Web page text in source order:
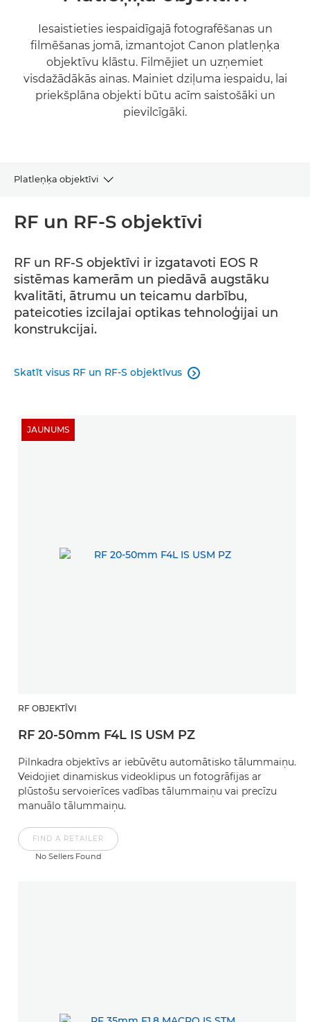
Iesaistieties iespaidīgajā fotografēšanas un
filmēšanas jomā, izmantojot Canon platleņķa
objektīvu klāstu. Filmējiet un uzņemiet
visdažādākās ainas. Mainiet dziļuma iespaidu, lai
priekšplāna objekti būtu acīm saistošāki un
pievilcīgāki.
Platleņķa objektīvi
RF un RF-S
EF-S
RF un RF-S objektīvi
RF un RF-S objektīvi ir izgatavoti EOS R
sistēmas kamerām un piedāvā augstāku
kvalitāti, ātrumu un teicamu darbību,
pateicoties izcilajai optikas tehnoloģijai un
konstrukcijai.
Skatīt visus RF un RF-S objektīvus 
JAUNUMS
RF OBJEKTĪVI
RF 20-50mm F4L IS USM PZ
Pilnkadra objektīvs ar iebūvētu automātisko tālummaiņu.
Veidojiet dinamiskus videoklipus un fotogrāfijas ar
plūstošu servoierīces vadības tālummaiņu vai precīzu
manuālo tālummaiņu.
FIND A RETAILER
No Sellers Found